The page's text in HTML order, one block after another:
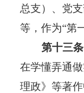
总支）、党
等，作为“第
第十三条
在学懂弄通
理政》等著